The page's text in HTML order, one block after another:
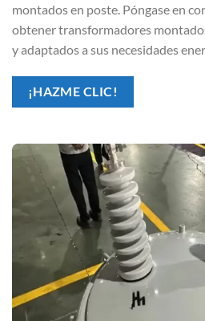
montados en poste. Póngase en
obtener transformadores
y adaptados a sus necesidades
¡HAZME CLIC!